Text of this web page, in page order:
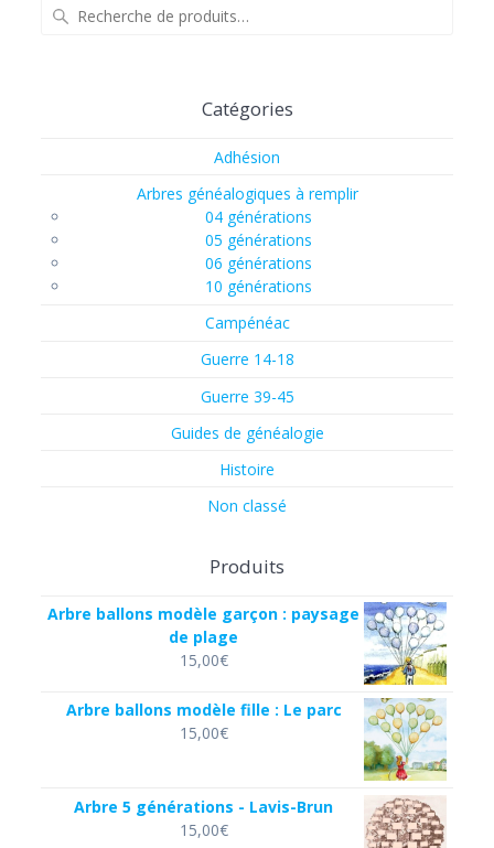
Catégories
Adhésion
Arbres généalogiques à remplir
04 générations
05 générations
06 générations
10 générations
Campénéac
Guerre 14-18
Guerre 39-45
Guides de généalogie
Histoire
Non classé
Produits
Arbre ballons modèle garçon : paysage
de plage
15,00€
Arbre ballons modèle fille : Le parc
15,00€
Arbre 5 générations - Lavis-Brun
15,00€